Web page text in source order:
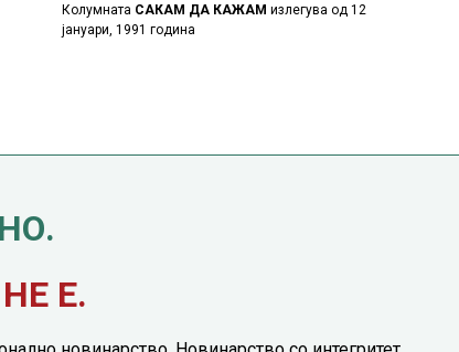
Колумната САКАМ ДА КАЖАМ излегува од 12
јануари, 1991 година
Е.